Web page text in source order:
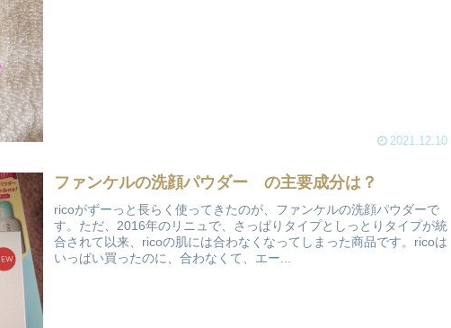
2021.12.10
ファンケルの洗顔パウダー の主要成分は？
ricoがずーっと長らく使ってきたのが、ファンケルの洗顔パウダーで
す。ただ、2016年のリニュで、さっぱりタイプとしっとりタイプが統
合されて以来、ricoの肌には合わなくなってしまった商品です。ricoは
いっぱい買ったのに、合わなくて、エー...